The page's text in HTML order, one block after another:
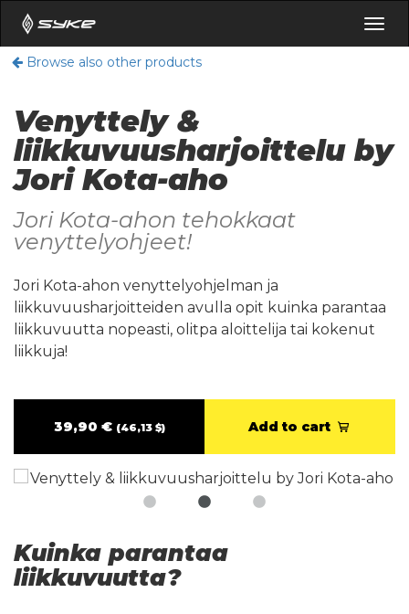
Browse also other products
Venyttely &
liikkuvuusharjoittelu by
Jori Kota-aho
Jori Kota-ahon tehokkaat
venyttelyohjeet!
Jori Kota-ahon venyttelyohjelman ja
liikkuvuusharjoitteiden avulla opit kuinka parantaa
liikkuvuutta nopeasti, olitpa aloittelija tai kokenut
liikkuja!
39,90 € (46,13 $) Add to cart
Kuinka parantaa
liikkuvuutta?